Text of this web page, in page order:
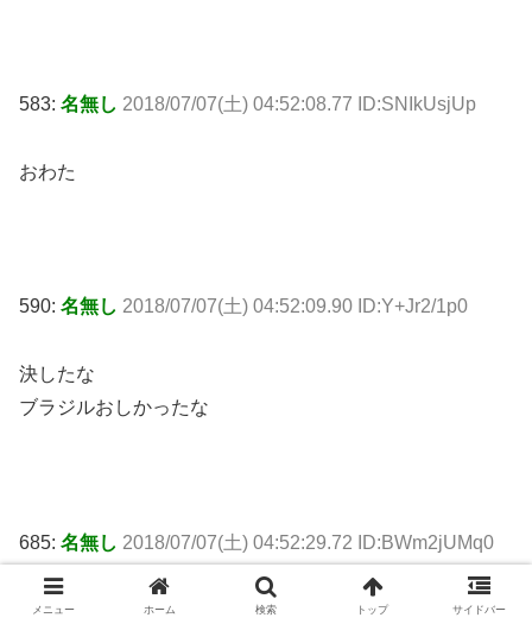
583: 名無し 2018/07/07(土) 04:52:08.77 ID:SNIkUsjUp
おわた
590: 名無し 2018/07/07(土) 04:52:09.90 ID:Y+Jr2/1p0
決したな
ブラジルおしかったな
685: 名無し 2018/07/07(土) 04:52:29.72 ID:BWm2jUMq0
終わったな
メニュー ホーム 検索 トップ サイドバー